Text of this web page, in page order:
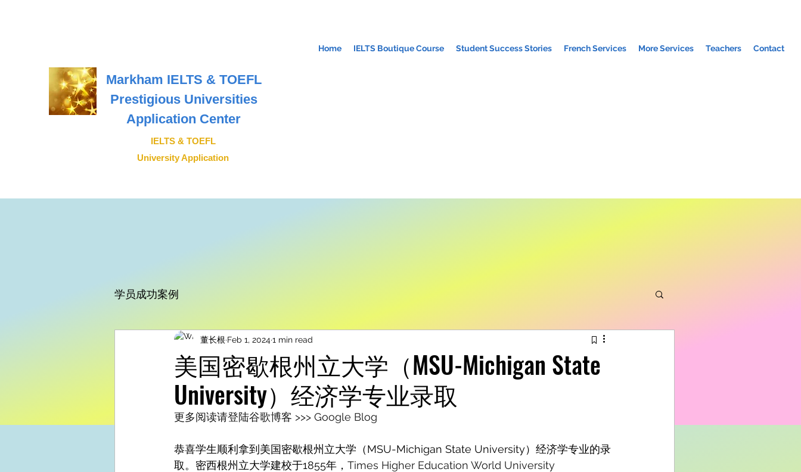
Markham IELTS & TOEFL
Prestigious Universities
Application Center
IELTS & TOEFL
University Application
Home IELTS Boutique Course Student Success Stories French Services More Services Teachers Contact
学员成功案例
美国密歇根州立大学（MSU-Michigan State
University）经济学专业录取
董长根 Feb 1, 20241 min read
更多阅读请登陆谷歌博客 >>> Google Blog
恭喜学生顺利拿到美国密歇根州立大学（MSU-Michigan State University）经济学专业的录
取。密西根州立大学建校于1855年， Times Higher Education World University